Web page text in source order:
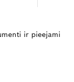
ir pieejami